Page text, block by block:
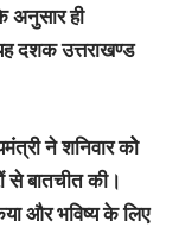
अनुसार ही
दशक उत्तराखण्ड
ने शनिवार कोे
से बातचीत की।
और भविष्य के लिए